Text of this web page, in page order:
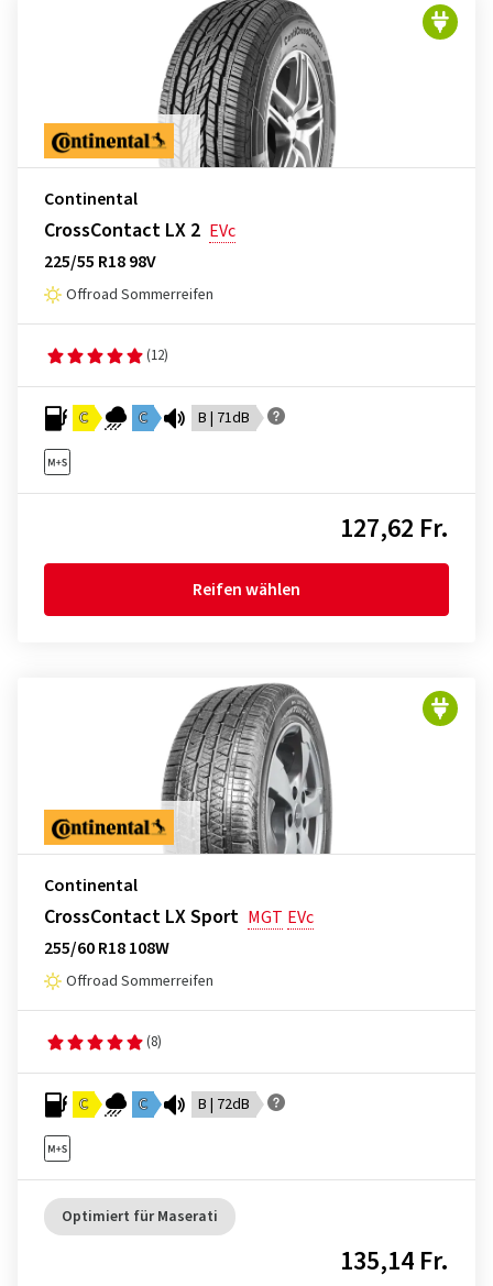
Continental
CrossContact LX 2 EVc
225/55 R18 98V
Offroad Sommerreifen
(12)
C C B | 71dB
127,62 Fr.
Reifen wählen
Continental
CrossContact LX Sport MGT EVc
255/60 R18 108W
Offroad Sommerreifen
(8)
C C B | 72dB
Optimiert für Maserati
135,14 Fr.